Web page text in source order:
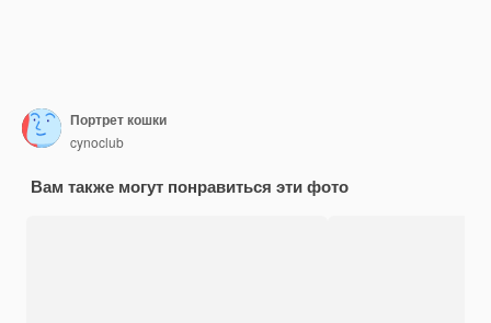
Портрет кошки
cynoclub
Вам также могут понравиться эти фото